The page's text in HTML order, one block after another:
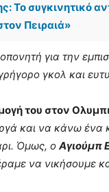
Το συγκινητικό
Πειραιά»
για την
γκολ και
του στον
και να κάνω
Όμως, ο Αγιούμπ
να νικήσουμε